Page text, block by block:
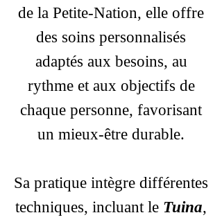
de la Petite-Nation, elle offre
des soins personnalisés
adaptés aux besoins, au
rythme et aux objectifs de
chaque personne, favorisant
un mieux-être durable.
Sa pratique intègre différentes
techniques, incluant le Tuina,